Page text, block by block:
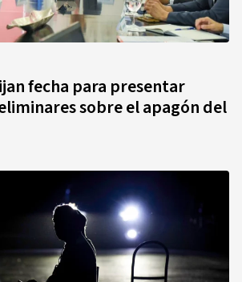
fecha para presentar
sobre el apagón del